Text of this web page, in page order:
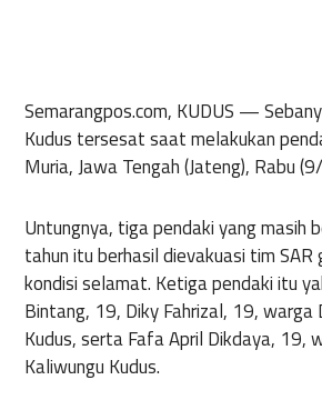
Semarangpos.com, KUDUS —
Kudus tersesat saat melakukan
Muria, Jawa Tengah (Jateng), Rabu
Untungnya, tiga pendaki yang masih
tahun itu berhasil dievakuasi tim SAR
kondisi selamat. Ketiga pendaki itu
Bintang, 19, Diky Fahrizal, 19, warga
Kudus, serta Fafa April Dikdaya, 19,
Kaliwungu Kudus.